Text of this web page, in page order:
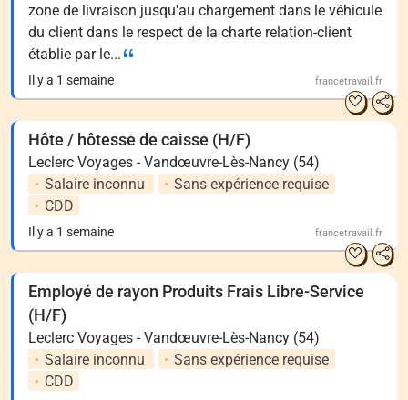
zone de livraison jusqu'au chargement dans le véhicule
du client dans le respect de la charte relation-client
établie par le...
Il y a 1 semaine francetravail.fr
Hôte / hôtesse de caisse (H/F)
Leclerc Voyages - Vandœuvre-Lès-Nancy (54)
Salaire inconnu
Sans expérience requise
CDD
Il y a 1 semaine francetravail.fr
Employé de rayon Produits Frais Libre-Service
(H/F)
Leclerc Voyages - Vandœuvre-Lès-Nancy (54)
Salaire inconnu
Sans expérience requise
CDD